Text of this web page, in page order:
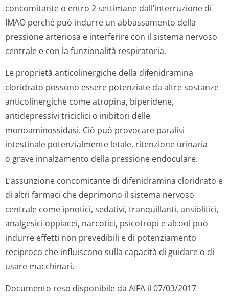
concomitante o entro 2 settimane dall’interruzione di
IMAO perché può indurre un abbassamento della
pressione arteriosa e interferire con il sistema nervoso
centrale e con la funzionalità respiratoria.
Le proprietà anticolinergiche della difenidramina
cloridrato possono essere potenziate da altre sostanze
anticolinergiche come atropina, biperidene,
antidepressivi triciclici o inibitori delle
monoaminossidasi. Ciò può provocare paralisi
intestinale potenzialmente letale, ritenzione urinaria
o grave innalzamento della pressione endoculare.
L’assunzione concomitante di difenidramina cloridrato e
di altri farmaci che deprimono il sistema nervoso
centrale come ipnotici, sedativi, tranquillanti, ansiolitici,
analgesici oppiacei, narcotici, psicotropi e alcool può
indurre effetti non prevedibili e di potenziamento
reciproco che influiscono sulla capacità di guidare o di
usare macchinari.
Documento reso disponibile da AIFA il 07/03/2017